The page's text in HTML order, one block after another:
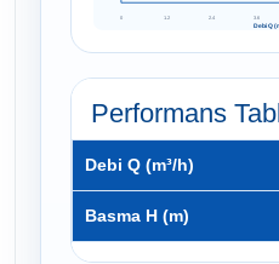
1.2 2.4 3.6
Debi Q
Performans
Debi Q (m³/h)
Basma H (m)